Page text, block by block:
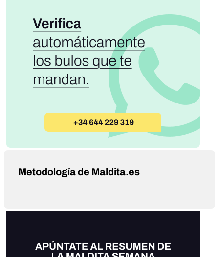
Metodología de Maldita.es